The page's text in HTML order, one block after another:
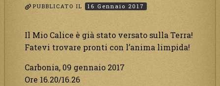
PUBBLICATO IL 16 Gennaio 2017
Il Mio Calice è già stato versato sulla Terra!
Fatevi trovare pronti con l’anima limpida!
Carbonia, 09 gennaio 2017
Ore 16.20/16.26